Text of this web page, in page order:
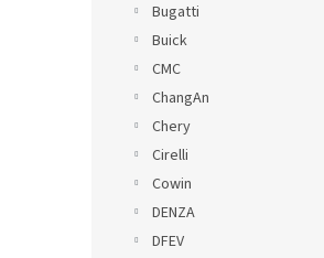
Bugatti
Buick
CMC
ChangAn
Chery
Cirelli
Cowin
DENZA
DFEV